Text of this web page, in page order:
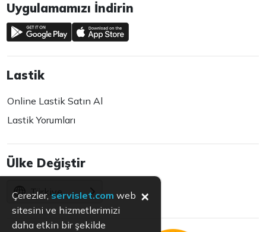
Uygulamamızı İndirin
Lastik
Online Lastik Satın Al
Lastik Yorumları
Ülke Değiştir
Türkiye
Çerezler, servislet.com web
sitesini ve hizmetlerimizi
daha etkin bir şekilde
×